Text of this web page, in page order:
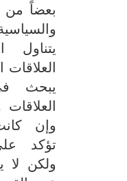
بعضاً من
يتناول
يبحث
وإن
تؤكد
ولكن لا